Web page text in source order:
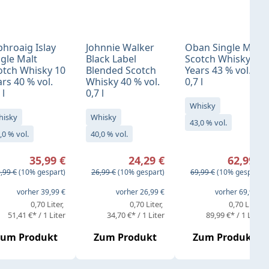
Islay
Malt
Whisky 10
40 % vol.
l
% vol.
35,99 €
Preis:
€(10% gespart)
vorher 39,99 €
0,70 Liter
51,41 €* / 1 Liter
Produkt
Johnnie Walker
Black Label
Blended Scotch
Whisky 40 % vol.
0,7 l
Whisky
40,0 % vol.
Verkaufspreis:
24,29 €
Regulärer Preis:
26,99 €(10% gespart)
vorher 26,99 €
0,70 Liter
34,70 €* / 1 Liter
Zum Produkt
Oban Single Malt
Scotch Whisky 14
Years 43 % vol.
0,7 l
Whisky
43,0 % vol.
Verkaufspreis:
62,99 €
Regulärer Preis:
69,99 €(10% gespart)
vorher 69,99 €
0,70 Liter
89,99 €* / 1 Liter
Zum Produkt